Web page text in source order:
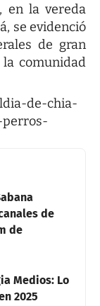
en la vereda
se evidenció
de gran
comunidad
de-chia-
de
de
Medios: Lo
2025